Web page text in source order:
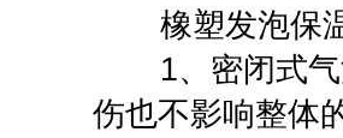
橡塑发泡保
1、密闭式气
伤也不影响整体